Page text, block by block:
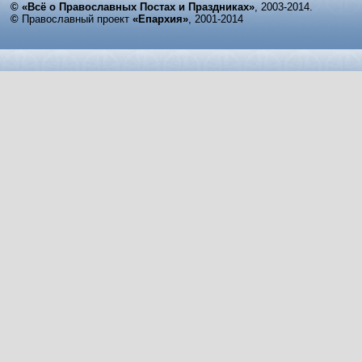
© «Всё о Православных Постах и Праздниках», 2003-2014.
© Православный проект «Епархия», 2001-2014